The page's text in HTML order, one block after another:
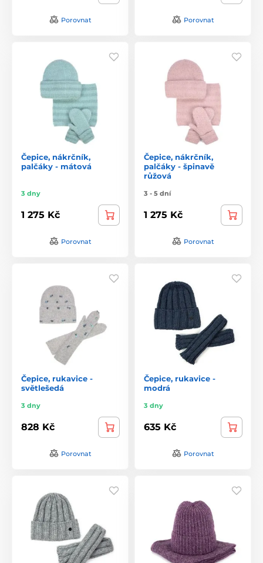
Porovnat Porovnat
Čepice, nákrčník,
palčáky - mátová
3 dny
1 275 Kč
Porovnat
Čepice, nákrčník,
palčáky - špinavě
růžová
3 - 5 dní
1 275 Kč
Porovnat
Čepice, rukavice -
světlešedá
3 dny
828 Kč
Porovnat
Čepice, rukavice -
modrá
3 dny
635 Kč
Porovnat